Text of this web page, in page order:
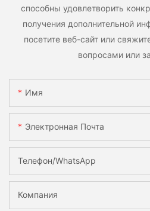
способны удовлетворить
получения дополнительной
посетите веб-сайт или
вопросами или
Имя
Электронная Почта
Телефон/WhatsApp
Компания